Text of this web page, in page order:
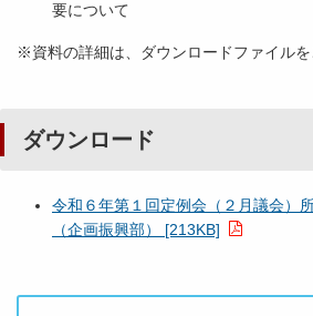
要について
※資料の詳細は、ダウンロードファイルを
ダウンロード
令和６年第１回定例会（２月議会）
（企画振興部） [213KB]